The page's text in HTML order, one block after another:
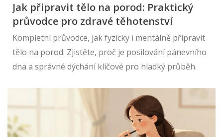
Jak připravit tělo na porod: Praktický
průvodce pro zdravé těhotenství
Kompletní průvodce, jak fyzicky i mentálně připravit
tělo na porod. Zjistěte, proč je posilování pánevního
dna a správné dýchání klíčové pro hladký průběh.